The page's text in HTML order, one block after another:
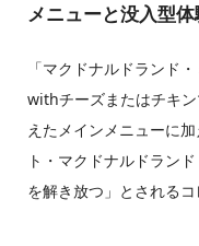
メニューと没入型
「マクドナルドランド
withチーズまたはチキ
えたメインメニューに
ト・マクドナルドラン
を解き放つ」とされる